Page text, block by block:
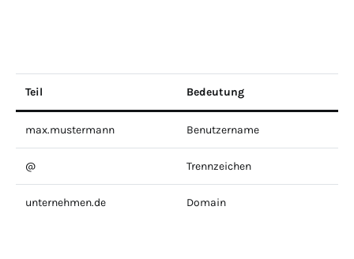
Teil Bedeutung
max.mustermann Benutzername
@ Trennzeichen
unternehmen.de Domain